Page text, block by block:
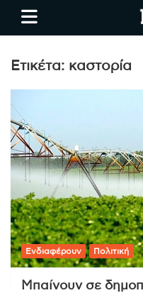
Skip
όλο
politic.gr
Ετικέτα: καστορία
Ενδιαφέρουν Πολιτική
Μπαίνουν σε